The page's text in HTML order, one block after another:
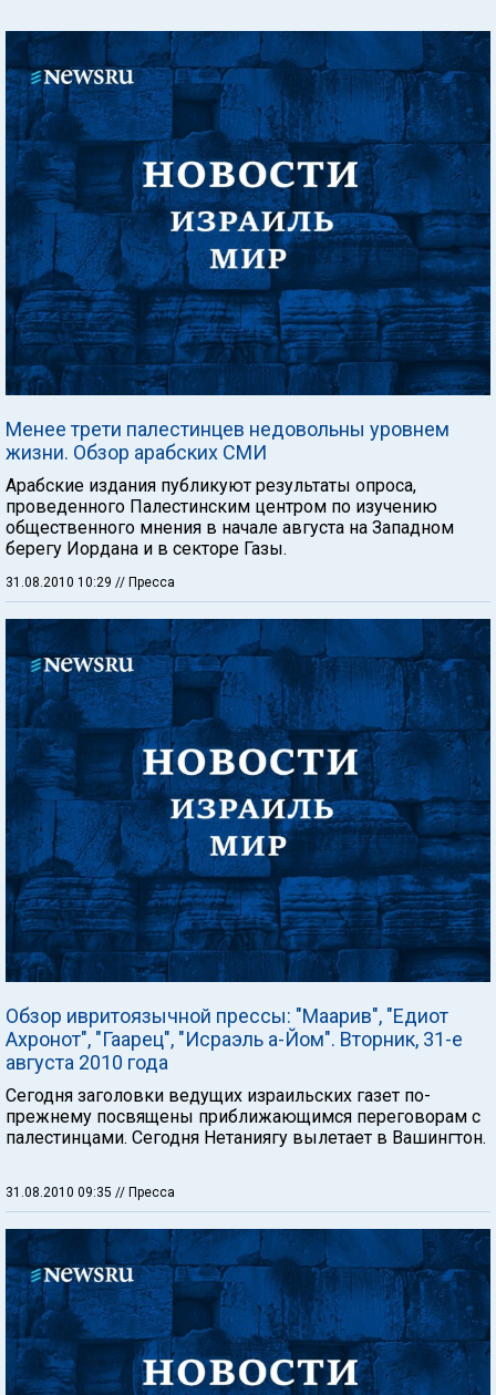
Менее трети палестинцев недовольны уровнем
жизни. Обзор арабских СМИ
Арабские издания публикуют результаты опроса,
проведенного Палестинским центром по изучению
общественного мнения в начале августа на Западном
берегу Иордана и в секторе Газы.
31.08.2010 10:29 // Пресса
Обзор ивритоязычной прессы: "Маарив", "Едиот
Ахронот", "Гаарец", "Исраэль а-Йом". Вторник, 31-е
августа 2010 года
Сегодня заголовки ведущих израильских газет по-
прежнему посвящены приближающимся переговорам с
палестинцами. Сегодня Нетаниягу вылетает в Вашингтон.
31.08.2010 09:35 // Пресса